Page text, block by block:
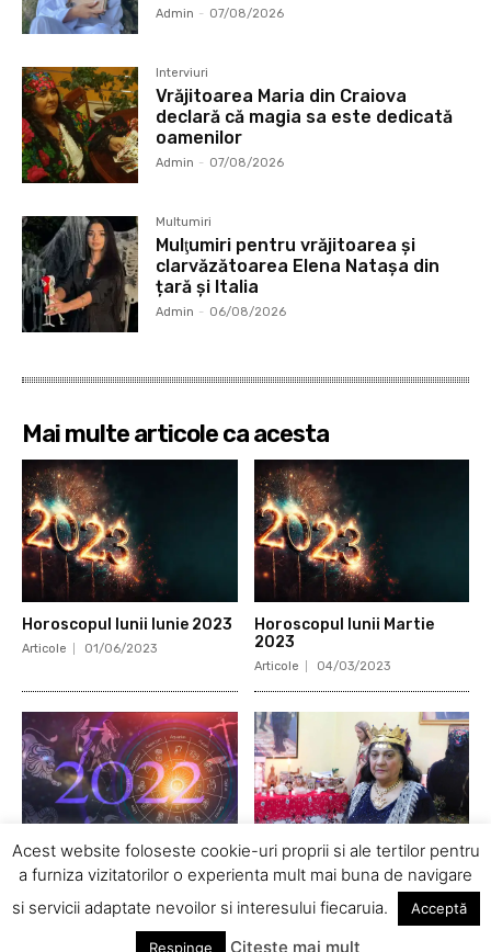
Admin - 07/08/2026
Interviuri
Vrăjitoarea Maria din Craiova
declară că magia sa este dedicată
oamenilor
Admin - 07/08/2026
Multumiri
Mulţumiri pentru vrăjitoarea și
clarvăzătoarea Elena Natașa din
țară și Italia
Admin - 06/08/2026
Mai multe articole ca acesta
Horoscopul lunii Iunie 2023
Articole 01/06/2023
Horoscopul lunii Martie
2023
Articole 04/03/2023
Horoscopul lunii Noiembrie
Articole 01/11/2022
Regina Maria Campina
vorbind despre conturile de
Facebook false
Acest website foloseste cookie-uri proprii si ale tertilor pentru
a furniza vizitatorilor o experienta mult mai buna de navigare
si servicii adaptate nevoilor si interesului fiecaruia.
Acceptă
Respinge Citește mai mult